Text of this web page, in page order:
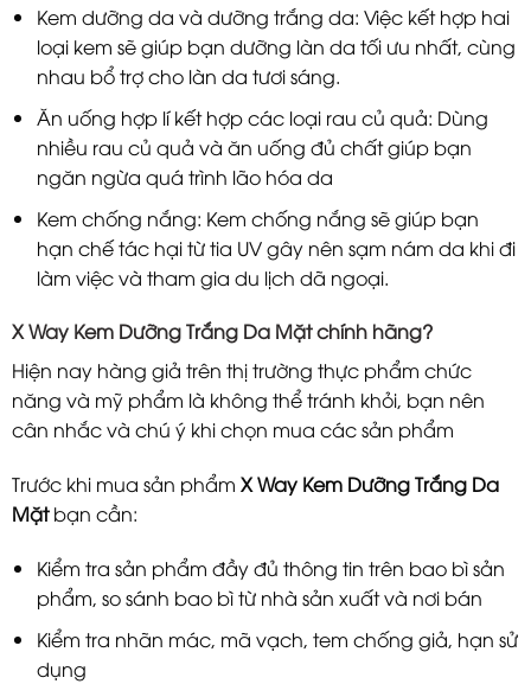
Kem dưỡng da và dưỡng trắng da: Việc kết hợp hai
loại kem sẽ giúp bạn dưỡng làn da tối ưu nhất, cùng
nhau bổ trợ cho làn da tươi sáng.
Ăn uống hợp lí kết hợp các loại rau củ quả: Dùng
nhiều rau củ quả và ăn uống đủ chất giúp bạn
ngăn ngừa quá trình lão hóa da
Kem chống nắng: Kem chống nắng sẽ giúp bạn
hạn chế tác hại từ tia UV gây nên sạm nám da khi đi
làm việc và tham gia du lịch dã ngoại.
X Way Kem Dưỡng Trắng Da Mặtchính hãng?
Hiện nay hàng giả trên thị trường thực phẩm chức
năng và mỹ phẩm là không thể tránh khỏi, bạn nên
cân nhắc và chú ý khi chọn mua các sản phẩm
Trước khi mua sản phẩm X Way Kem Dưỡng Trắng Da
Mặtbạn cần:
Kiểm tra sản phẩm đầy đủ thông tin trên bao bì sản
phẩm, so sánh bao bì từ nhà sản xuất và nơi bán
Kiểm tra nhãn mác, mã vạch, tem chống giả, hạn sử
dụng